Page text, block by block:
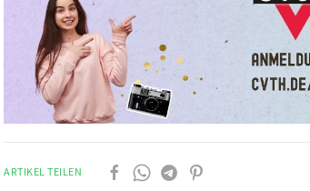
ARTIKEL TEILEN